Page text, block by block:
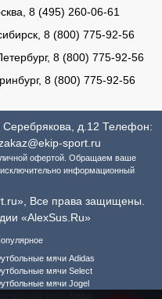
8 (495) 260-06-61
8 (800) 775-92-56
8 (800) 775-92-56
8 (800) 775-92-56
д.12 Телефон:
sport.ru
офертой. Обращаем ваше
информационный
Все права защищены.
«AlexSus.Ru»
мячи Adidas
мячи Select
мячи Jogel